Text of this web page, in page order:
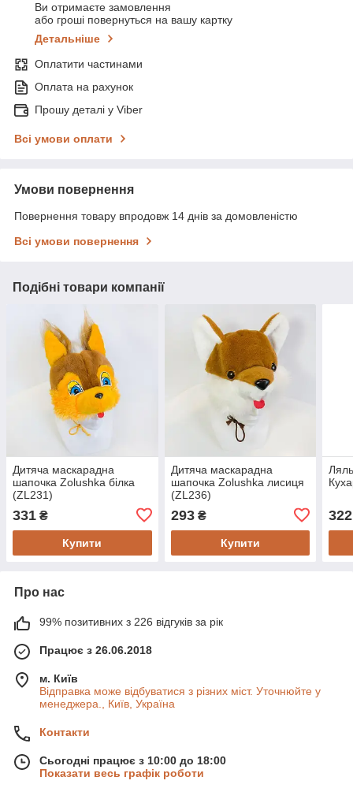
Ви отримаєте замовлення
або гроші повернуться на вашу картку
Детальніше
Оплатити частинами
Оплата на рахунок
Прошу деталі у Viber
Всі умови оплати
Умови повернення
Повернення товару впродовж 14 днів за домовленістю
Всі умови повернення
Подібні товари компанії
Дитяча маскарадна
шапочка Zolushka білка
(ZL231)
331 ₴
Купити
Дитяча маскарадна
шапочка Zolushka лисиця
(ZL236)
293₴
Купити
322
Про нас
99% позитивних з 226 відгуків за рік
Працює з 26.06.2018
м. Київ
Відправка може відбуватися з різних міст. Уточнюйте у
менеджера., Київ, Україна
Контакти
Сьогодні працює з 10:00 до 18:00
Показати весь графік роботи